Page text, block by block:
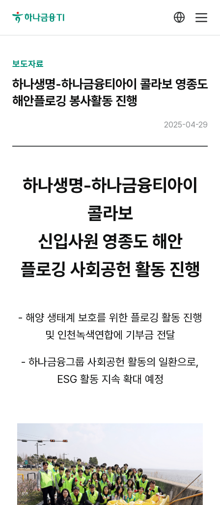
보도자료
하나생명-하나금융티아이 콜라보 영종도
해안플로깅 봉사활동 진행
2025-04-29
하나생명-하나금융티아이
콜라보
신입사원 영종도 해안
플로깅 사회공헌 활동 진행
- 해양 생태계 보호를 위한 플로깅 활동 진행
및 인천녹색연합에 기부금 전달
- 하나금융그룹 사회공헌 활동의 일환으로,
ESG 활동 지속 확대 예정